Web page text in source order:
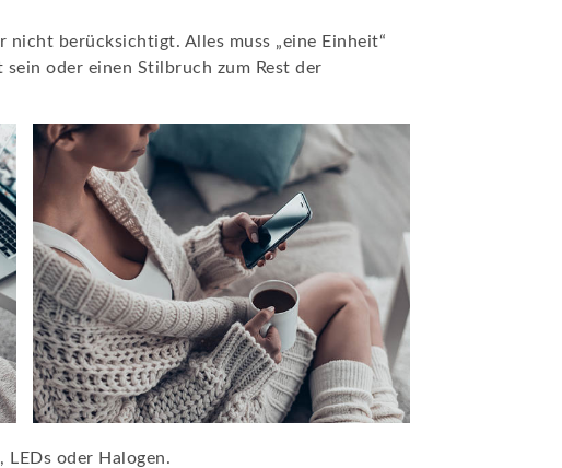
nicht berücksichtigt. Alles muss „eine Einheit“
oder einen Stilbruch zum Rest der
oder Halogen.